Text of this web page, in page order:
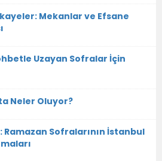
Mekanlar ve Efsane
Uzayan Sofralar İçin
Neler Oluyor?
Ramazan Sofralarının İstanbul